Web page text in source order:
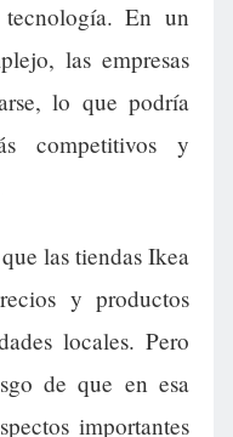
En un
las empresas
lo que podría
competitivos y
las tiendas Ikea
y productos
locales. Pero
de que en esa
importantes